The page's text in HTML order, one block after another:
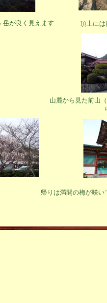
岳が良く見えます 頂上に
山麓から見た前山
帰りは満開の梅が咲